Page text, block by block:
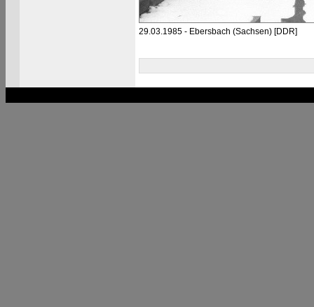
29.03.1985 - Ebersbach (Sachsen) [DDR]